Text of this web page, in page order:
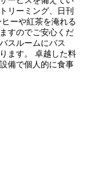
リーミング、日刊
ーや紅茶を淹れる
すのでご安心くだ
スルームにバス
ます。 卓越した料
備で個人的に食事